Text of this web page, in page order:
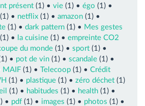
présent (1) • vie (1) • égo (1) •
• netflix (1) • amazon (1) •
(1) • dark pattern (1) • Mes gestes
(1) • la cuisine (1) • empreinte CO2
du monde (1) • sport (1) •
• pot de vin (1) • scandale (1) •
MAIF (1) • Telecoop (1) • Crédit
(1) • plastique (1) • zéro déchet (1)
(1) • habitudes (1) • health (1) •
• pdf (1) • images (1) • photos (1) •